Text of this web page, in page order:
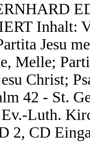
Inhalt:
Jesu
Melle;
Christ;
42 - St.
Luth.
2, CD